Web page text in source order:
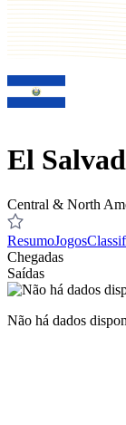
El
Central & North
ResumoJogos
Chegadas
Saídas
Não há dados